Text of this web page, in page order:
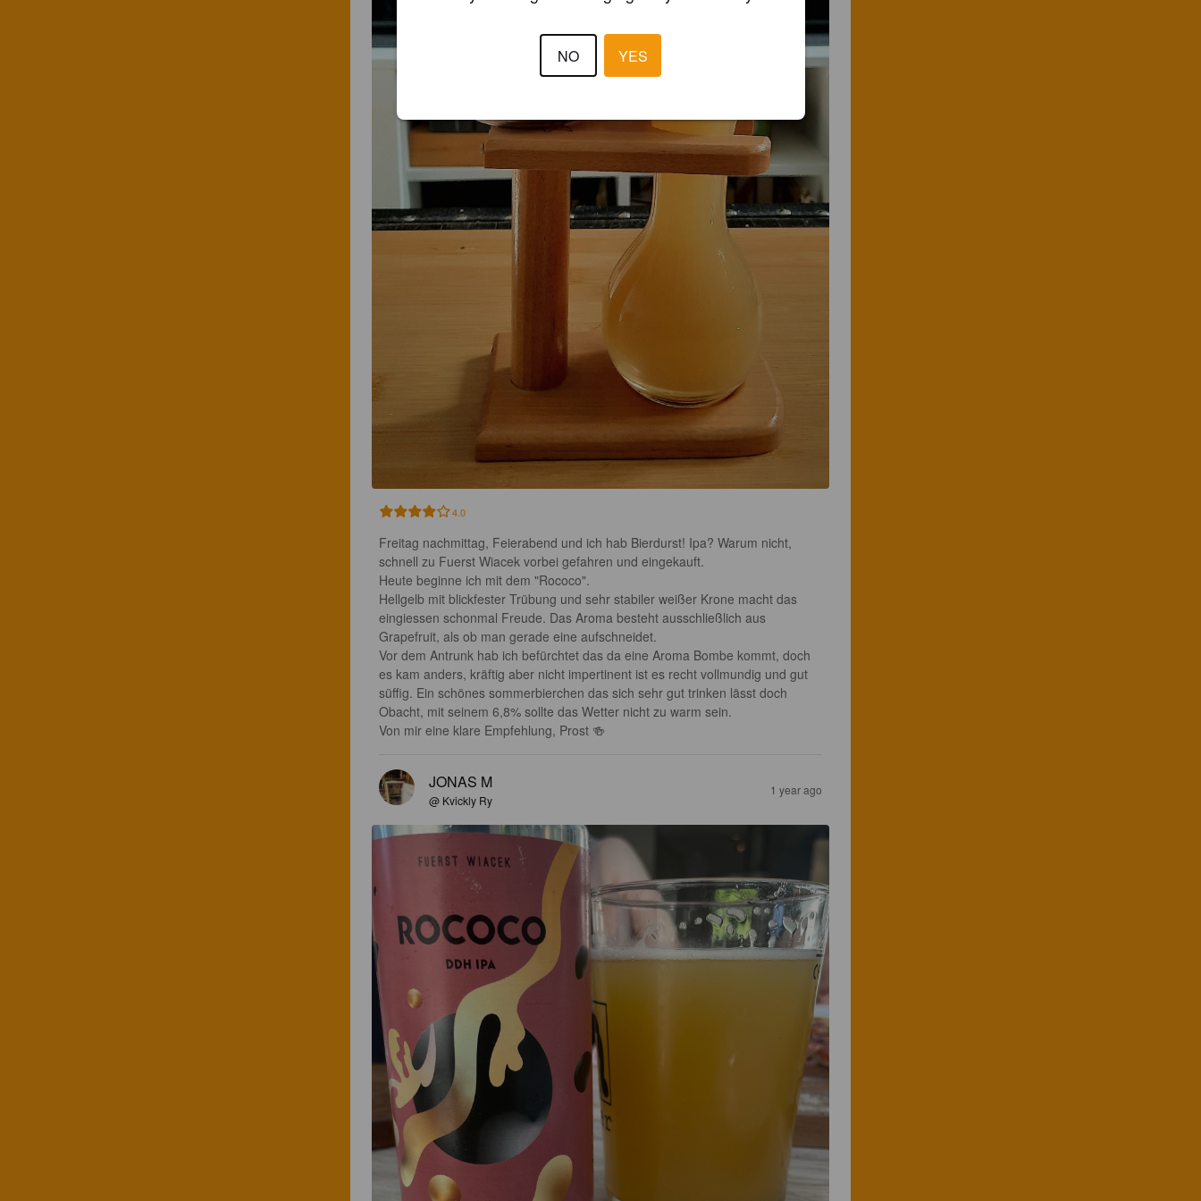
4.0
Freitag nachmittag, Feierabend und ich hab Bierdurst! Ipa? Warum nicht,
schnell zu Fuerst Wiacek vorbei gefahren und eingekauft.
Heute beginne ich mit dem "Rococo".
Hellgelb mit blickfester Trübung und sehr stabiler weißer Krone macht das
eingiessen schonmal Freude. Das Aroma besteht ausschließlich aus
Grapefruit, als ob man gerade eine aufschneidet.
Vor dem Antrunk hab ich befürchtet das da eine Aroma Bombe kommt, doch
es kam anders, kräftig aber nicht impertinent ist es recht vollmundig und gut
süffig. Ein schönes sommerbierchen das sich sehr gut trinken lässt doch
Obacht, mit seinem 6,8% sollte das Wetter nicht zu warm sein.
Von mir eine klare Empfehlung, Prost 🍻
JONAS M
@ Kvickly Ry
1 year ago
NO YES